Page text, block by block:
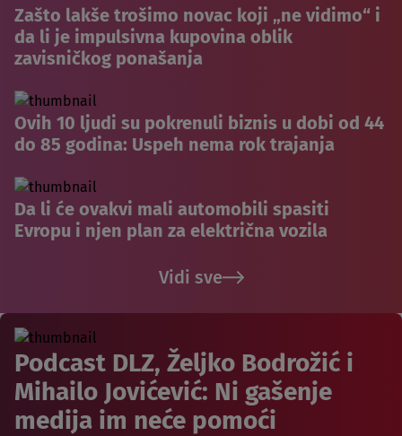
Zašto lakše trošimo novac koji „ne vidimo“ i
da li je impulsivna kupovina oblik
zavisničkog ponašanja
Ovih 10 ljudi su pokrenuli biznis u dobi od 44
do 85 godina: Uspeh nema rok trajanja
Da li će ovakvi mali automobili spasiti
Evropu i njen plan za električna vozila
Vidi sve
Podcast DLZ, Željko Bodrožić i
Mihailo Jovićević: Ni gašenje
medija im neće pomoći